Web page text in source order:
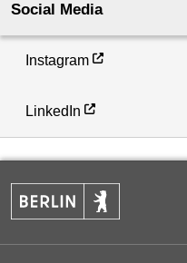
Social Media
Instagram
LinkedIn